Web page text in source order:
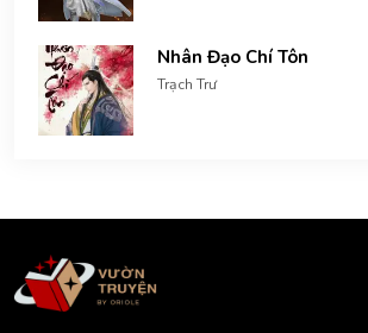
Nhân Đạo Chí Tôn
Trạch Trư